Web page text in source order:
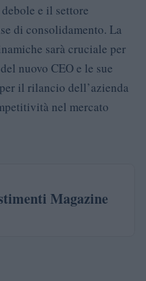
e il settore
di consolidamento. La
sarà cruciale per
nuovo CEO e le sue
il rilancio dell’azienda
nel mercato
Magazine